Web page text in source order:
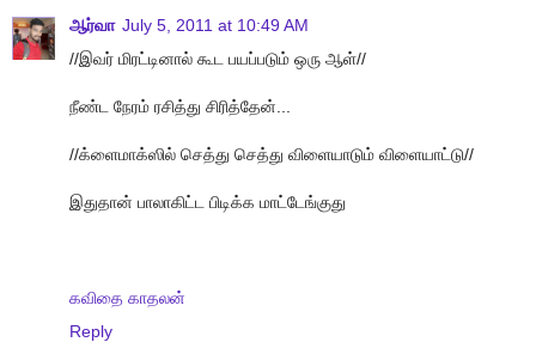
ஆர்வா July 5, 2011 at 10:49 AM
//இவர் மிரட்டினால் கூட பயப்படும் ஒரு ஆள்//
நீண்ட நேரம் ரசித்து சிரித்தேன்...
//க்ளைமாக்ஸில் செத்து செத்து விளையாடும் விளையாட்டு//
இதுதான் பாலாகிட்ட பிடிக்க மாட்டேங்குது
கவிதை காதலன்
Reply